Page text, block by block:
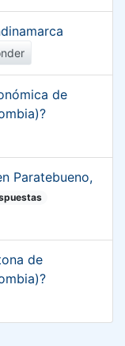
de
Paratebueno,
de